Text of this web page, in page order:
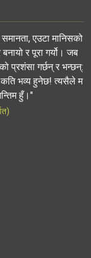
एउटा मानिसको
र पूरा गर्यो। जब
प्रशंसा गर्छन् र भन्छन्:
कति भव्य हुनेछ! त्यसैले म
हुँ।"